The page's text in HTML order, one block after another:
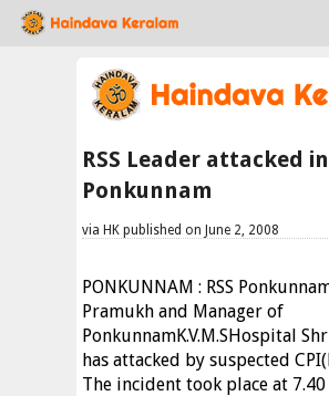
RSS Leader attacked in
Ponkunnam
via HK published on June 2, 2008
PONKUNNAM : RSS
Pramukh and Manager of
PonkunnamK.V.M.SHospital
has attacked by suspected
The incident took place at